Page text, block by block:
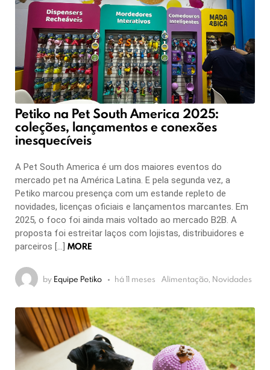
Petiko na Pet South America 2025:
coleções, lançamentos e conexões
inesquecíveis
A Pet South America é um dos maiores eventos do
mercado pet na América Latina. E pela segunda vez, a
Petiko marcou presença com um estande repleto de
novidades, licenças oficiais e lançamentos marcantes. Em
2025, o foco foi ainda mais voltado ao mercado B2B. A
proposta foi estreitar laços com lojistas, distribuidores e
parceiros […] MORE
by Equipe Petiko há 11 meses Alimentação, Novidades